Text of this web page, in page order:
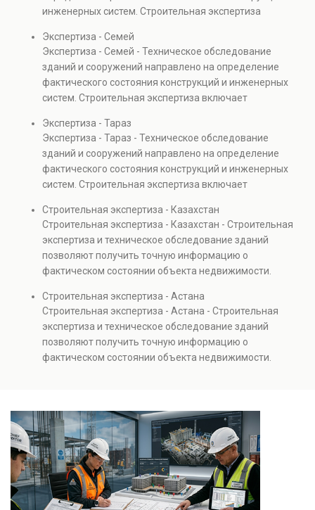
проверках.
инженерных систем. Строительная экспертиза
прочности элементов и оценку эксплуатационной
безопасности. Услуга востребована при покупке
недвижимости, капитальном ремонте и реконструкции
объектов, а также при судебных разбирательствах и
технических проверках.
Экспертиза - Семей
Экспертиза - Семей - Техническое обследование
зданий и сооружений направлено на определение
фактического состояния конструкций и инженерных
систем. Строительная экспертиза включает
элементов и оценку эксплуатационной безопасности.
Услуга востребована при покупке недвижимости,
капитальном ремонте и реконструкции объектов, а
также при судебных разбирательствах и технических
проверках.
Экспертиза - Тараз
Экспертиза - Тараз - Техническое обследование
зданий и сооружений направлено на определение
фактического состояния конструкций и инженерных
систем. Строительная экспертиза включает
элементов и оценку эксплуатационной безопасности.
Услуга востребована при покупке недвижимости,
капитальном ремонте и реконструкции объектов, а
также при судебных разбирательствах и технических
проверках.
Строительная экспертиза - Казахстан
Строительная экспертиза - Казахстан - Строительная
экспертиза и техническое обследование зданий
позволяют получить точную информацию о
фактическом состоянии объекта недвижимости.
инженерных систем с выявлением скрытых дефектов
и нарушений. Услуга используется для проверки
качества строительства, подготовки к реконструкции,
оценки рисков и судебных разбирательств.
Результатом является официальное техническое
Строительная экспертиза - Астана
Строительная экспертиза - Астана - Строительная
экспертиза и техническое обследование зданий
позволяют получить точную информацию о
фактическом состоянии объекта недвижимости.
качества строительства, подготовки к реконструкции,
оценки рисков и судебных разбирательств.
Результатом является официальное техническое
заключение, имеющее юридическую силу.